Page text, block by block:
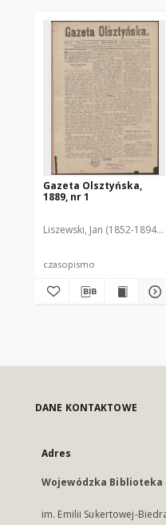
Gazeta Olsztyńska,
1889, nr 1
Liszewski, Jan (1852-1894).
czasopismo
DANE KONTAKTOWE
Adres
Wojewódzka Biblioteka
im. Emilii Sukertowej-